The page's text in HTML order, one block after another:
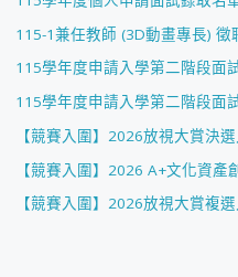
115-1兼任教師 (3D動畫專長) 徵
115學年度申請入學第二階段面
115學年度申請入學第二階段面
【競賽入圍】2026放視大賞決
【競賽入圍】2026 A+文化資產
【競賽入圍】2026放視大賞複